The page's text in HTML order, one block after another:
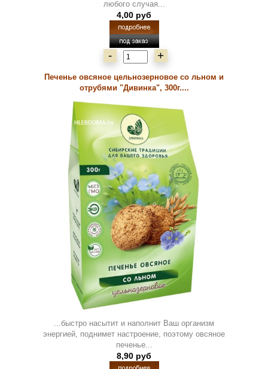
любого случая...
4,00 руб
- +
Печенье овсяное цельнозерновое со льном и
отрубями "Дивинка", 300г....
...быстро насытит и наполнит Ваш организм
энергией, поднимет настроение, поэтому овсяное
печенье...
8,90 руб